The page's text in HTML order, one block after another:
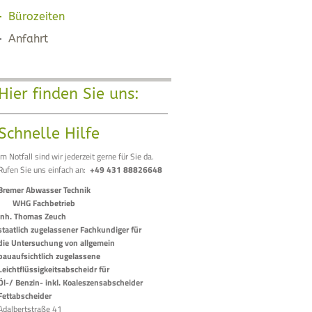
Bürozeiten
Anfahrt
finden Sie uns:
Hilfe
Notfall sind wir jederzeit gerne für Sie da.
Sie uns einfach an: +49 431 88826648
Abwasser Technik
Fachbetrieb
Thomas Zeuch
zugelassener Fachkundiger für
Untersuchung von allgemein
zugelassene
für
Benzin- inkl. Koaleszensabscheider
41